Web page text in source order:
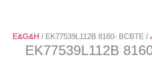
/
E&G&H / EK77539L112B 8160- BCBTE
EK77539L112B